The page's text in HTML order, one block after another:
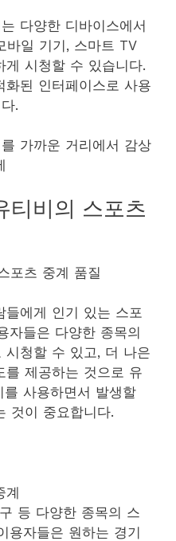
다양한 디바이스에서
바일 기기, 스마트 TV
게 시청할 수 있습니다.
된 인터페이스로 사용
.
가까운 거리에서 감상
티비의 스포츠
포츠 중계 품질
들에게 인기 있는 스포
자들은 다양한 종목의
시청할 수 있고, 더 나은
를 제공하는 것으로 유
사용하면서 발생할
것이 중요합니다.
계
등 다양한 종목의 스
용자들은 원하는 경기